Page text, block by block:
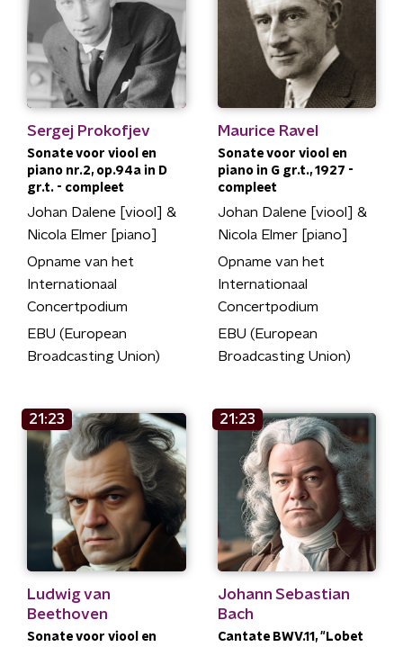
Sergej Prokofjev
Sonate voor viool en
piano nr.2, op.94a in D
gr.t. - compleet
Johan Dalene [viool] &
Nicola Elmer [piano]
Opname van het
Internationaal
Concertpodium
EBU (European
Broadcasting Union)
Maurice Ravel
Sonate voor viool en
piano in G gr.t., 1927 -
compleet
Johan Dalene [viool] &
Nicola Elmer [piano]
Opname van het
Internationaal
Concertpodium
EBU (European
Broadcasting Union)
21:23
Ludwig van
Beethoven
Sonate voor viool en
21:23
Johann Sebastian
Bach
Cantate BWV.11, "Lobet